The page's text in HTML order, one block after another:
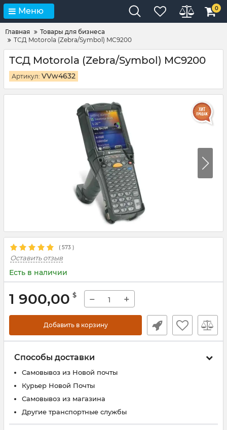
Меню 0
Главная
Товары для бизнеса
ТСД Motorola (Zebra/Symbol) MC9200
ТСД Motorola (Zebra/Symbol) MC9200
Артикул: VVw4632
( 573 )
Оставить отзыв
Есть в наличии
1 900,00 $ − +
Добавить в корзину
Способы доставки
Самовывоз из Новой почты
Курьер Новой Почты
Самовывоз из магазина
Другие транспортные службы